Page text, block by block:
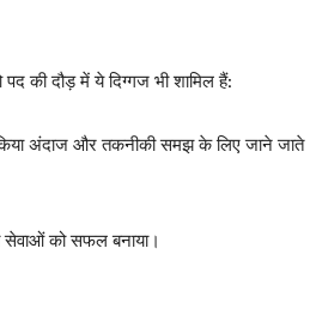
की दौड़ में ये दिग्गज भी शामिल हैं:
अंदाज और तकनीकी समझ के लिए जाने जाते
सेवाओं को सफल बनाया।